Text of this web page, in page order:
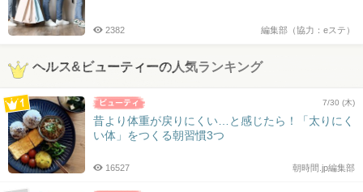
編集部（協力：eステ）
2382
ヘルス&ビューティーの人気ランキング
7/30 (木)
昔より体重が戻りにくい…と感じたら！「太りにく
い体」をつくる朝習慣3つ
朝時間.jp編集部
16527